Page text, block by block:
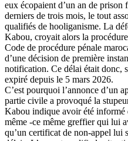
eux écopaient d’un an de
derniers de trois mois, le tout
qualifiés de hooliganisme. La
Kabou, croyait alors la
Code de procédure pénale
d’une décision de première
notification. Ce délai était donc,
expiré depuis le 5 mars 2026.
C’est pourquoi l’annonce d’un
partie civile a provoqué la
Kabou indique avoir été
même -ce même greffier qui lui
qu’un certificat de non-appel lui